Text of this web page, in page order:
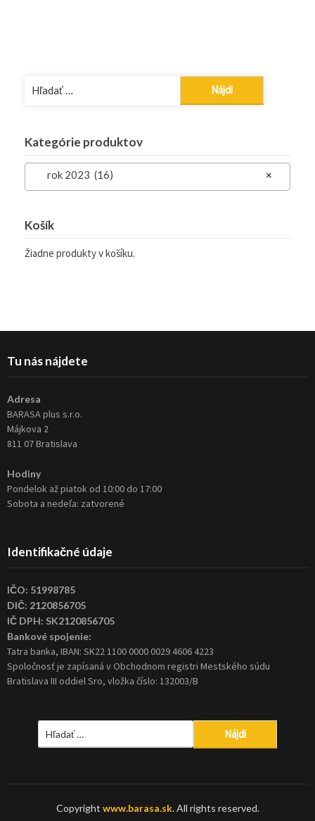
Kategórie produktov
×
rok 2023 (16)
Košík
Žiadne produkty v košíku.
Tu nás nájdete
Adresa
BARASA plus s.r.o.
Májkova 2
811 07 Bratislava
Hodiny
Pondelok až piatok od 10:00 do 17:00
Sobota a nedeľa: zatvorené
Identifikačné údaje
IČO: 51998785
DIČ: 2120856705
IČ DPH: SK2120856705
Bankové spojenie:
Tatra banka, IBAN: SK22 1100 0000 0029 4606 4223
Spoločnosť je zapísaná v Obchodnom registri Mestského súdu
Bratislava III oddiel Sro, vložka číslo: 132003/B
Copyright www.barasa.sk. All rights reserved.